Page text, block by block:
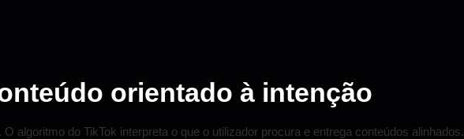
orientado à intenção
algoritmo do TikTok interpreta o que o utilizador procura e entrega conteúdos alinhados.